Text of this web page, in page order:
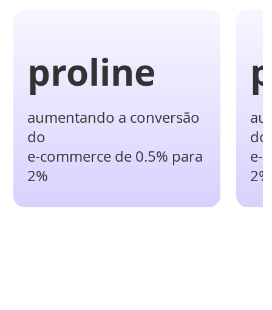
proline
aumentando a conversão
do
e-commerce de 0.5% para
2%
do
e-
2%